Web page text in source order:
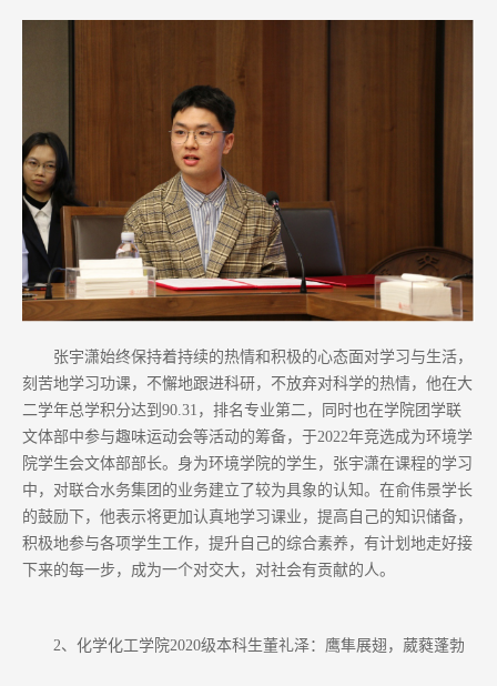
张宇潇始终保持着持续的热情和积极的心态面对学习与生活，
刻苦地学习功课，不懈地跟进科研，不放弃对科学的热情，他在大
二学年总学积分达到90.31，排名专业第二，同时也在学院团学联
文体部中参与趣味运动会等活动的筹备，于2022年竞选成为环境学
院学生会文体部部长。身为环境学院的学生，张宇潇在课程的学习
中，对联合水务集团的业务建立了较为具象的认知。在俞伟景学长
的鼓励下，他表示将更加认真地学习课业，提高自己的知识储备，
积极地参与各项学生工作，提升自己的综合素养，有计划地走好接
下来的每一步，成为一个对交大，对社会有贡献的人。
2、化学化工学院2020级本科生董礼泽：鹰隼展翅，葳蕤蓬勃